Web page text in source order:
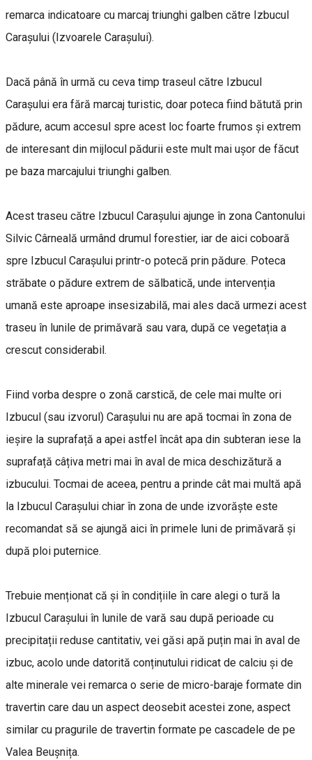
remarca indicatoare cu marcaj triunghi galben către Izbucul
Carașului (Izvoarele Carașului).
Dacă până în urmă cu ceva timp traseul către Izbucul
Carașului era fără marcaj turistic, doar poteca fiind bătută prin
pădure, acum accesul spre acest loc foarte frumos și extrem
de interesant din mijlocul pădurii este mult mai ușor de făcut
pe baza marcajului triunghi galben.
Acest traseu către Izbucul Carașului ajunge în zona Cantonului
Silvic Cârneală urmând drumul forestier, iar de aici coboară
spre Izbucul Carașului printr-o potecă prin pădure. Poteca
străbate o pădure extrem de sălbatică, unde intervenția
umană este aproape insesizabilă, mai ales dacă urmezi acest
traseu în lunile de primăvară sau vara, după ce vegetația a
crescut considerabil.
Fiind vorba despre o zonă carstică, de cele mai multe ori
Izbucul (sau izvorul) Carașului nu are apă tocmai în zona de
ieșire la suprafață a apei astfel încât apa din subteran iese la
suprafață câțiva metri mai în aval de mica deschizătură a
izbucului. Tocmai de aceea, pentru a prinde cât mai multă apă
la Izbucul Carașului chiar în zona de unde izvorăște este
recomandat să se ajungă aici în primele luni de primăvară și
după ploi puternice.
Trebuie menționat că și în condițiile în care alegi o tură la
Izbucul Carașului în lunile de vară sau după perioade cu
precipitații reduse cantitativ, vei găsi apă puțin mai în aval de
izbuc, acolo unde datorită conținutului ridicat de calciu și de
alte minerale vei remarca o serie de micro-baraje formate din
travertin care dau un aspect deosebit acestei zone, aspect
similar cu pragurile de travertin formate pe cascadele de pe
Valea Beușnița.